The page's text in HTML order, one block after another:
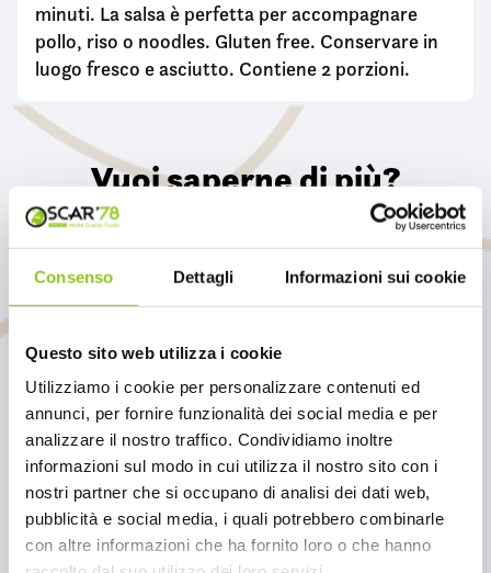
Consenso Dettagli Informazioni sui cookie
Questo sito web utilizza i cookie
Utilizziamo i cookie per personalizzare contenuti ed
annunci, per fornire funzionalità dei social media e per
analizzare il nostro traffico. Condividiamo inoltre
informazioni sul modo in cui utilizza il nostro sito con i
nostri partner che si occupano di analisi dei dati web,
pubblicità e social media, i quali potrebbero combinarle
con altre informazioni che ha fornito loro o che hanno
minuti. La salsa è perfetta per accompagnare
pollo, riso o noodles. Gluten free. Conservare in
luogo fresco e asciutto. Contiene 2 porzioni.
Vuoi saperne di più?
Contattaci per conoscere i dettagli di questo
selezione
INVIACI UN MESSAGGIO